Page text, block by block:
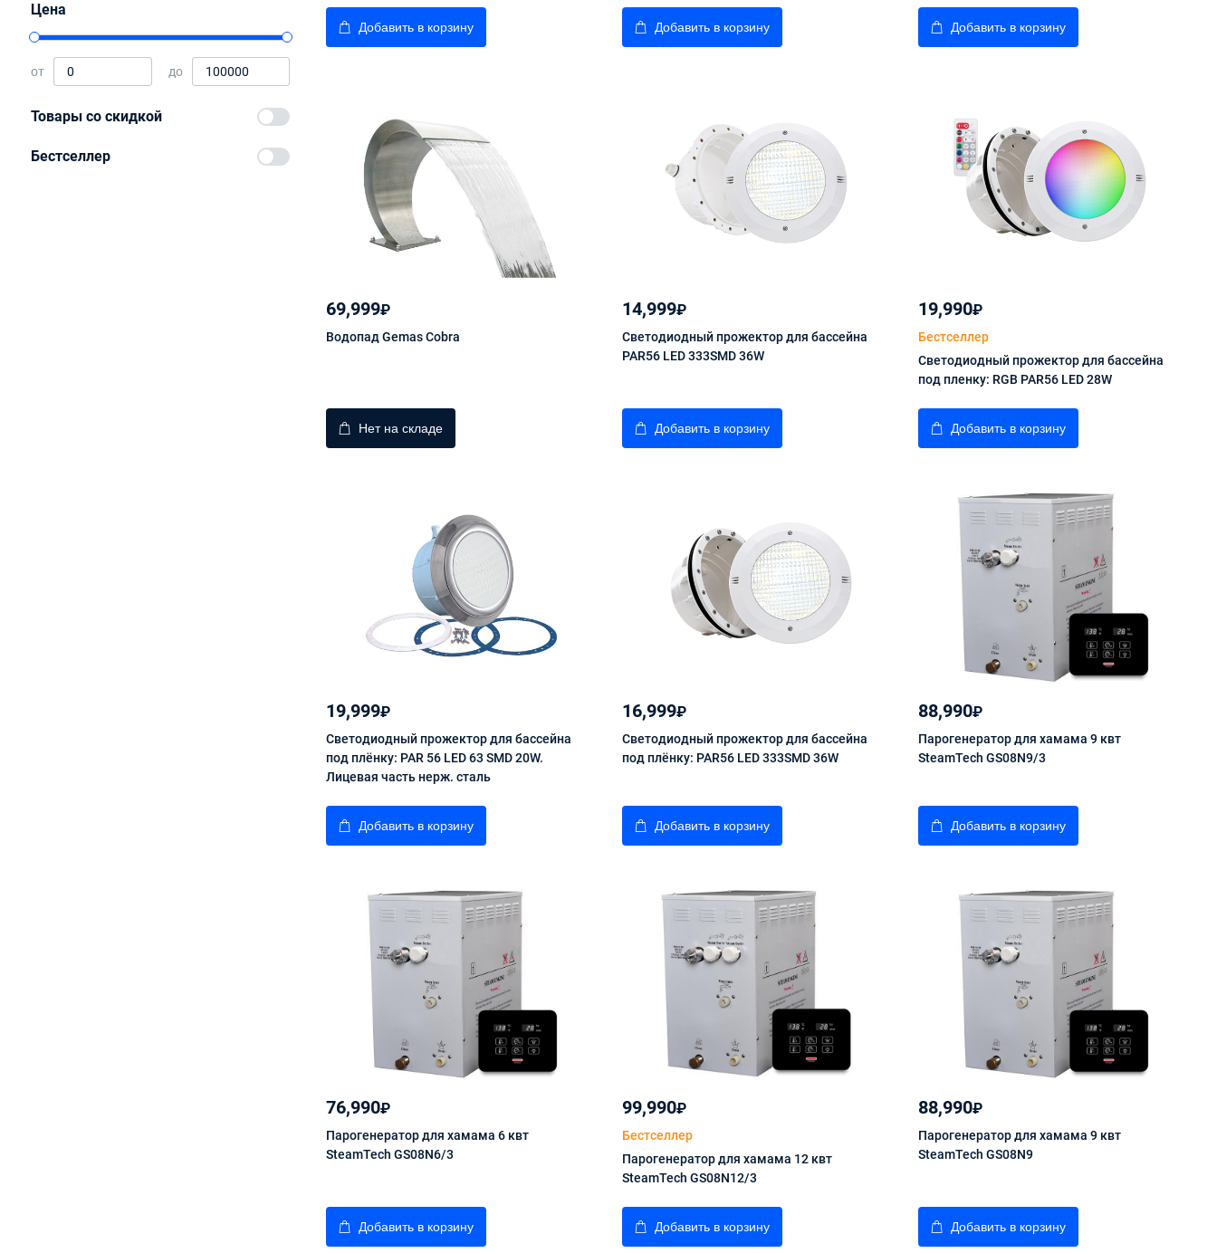
Цена
от до
Товары со скидкой
Бестселлер
Добавить в корзину Добавить в корзину Добавить в корзину
69,999₽
Водопад Gemas Cobra
Нет на складе
14,999₽
Светодиодный прожектор для бассейна
PAR56 LED 333SMD 36W
Добавить в корзину
19,990₽
Бестселлер
Светодиодный прожектор для бассейна
под пленку: RGB PAR56 LED 28W
Добавить в корзину
19,999₽
Светодиодный прожектор для бассейна
под плёнку: PAR 56 LED 63 SMD 20W.
Лицевая часть нерж. сталь
Добавить в корзину
16,999₽
Светодиодный прожектор для бассейна
под плёнку: PAR56 LED 333SMD 36W
Добавить в корзину
88,990₽
Парогенератор для хамама 9 квт
SteamTech GS08N9/3
Добавить в корзину
76,990₽
Парогенератор для хамама 6 квт
SteamTech GS08N6/3
Добавить в корзину
99,990₽
Бестселлер
Парогенератор для хамама 12 квт
SteamTech GS08N12/3
Добавить в корзину
88,990₽
Парогенератор для хамама 9 квт
SteamTech GS08N9
Добавить в корзину